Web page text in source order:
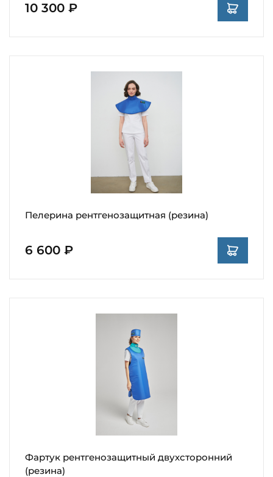
10 300 ₽
Пелерина рентгенозащитная (резина)
6 600 ₽
Фартук рентгенозащитный двухсторонний
(резина)